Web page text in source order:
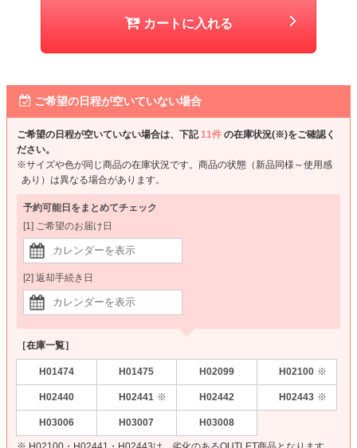
カートに入れる
ご希望の日程が空いていない場合
ご希望の日程が空いていない場合は、下記11件 の在庫状況(※)をご確認く
ださい。
※サイズや色が同じ商品の在庫状況です。商品の状態（新品同様～使用感
あり）は異なる場合があります。
予約可能日をまとめてチェック
[1] ご希望のお届け日
[2] 返却手続き日
［在庫一覧］
H01474 H01475 H02099 H02100 ※
H02440 H02441 ※ H02442 H02443 ※
H03006 H03007 H03008